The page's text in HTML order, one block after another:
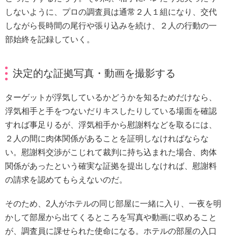
しないように、プロの調査員は通常２人１組になり、交代
しながら長時間の尾行や張り込みを続け、２人の行動の一
部始終を記録していく。
決定的な証拠写真・動画を撮影する
ターゲットが浮気しているかどうかを知るためだけなら、
浮気相手と手をつないだりキスしたりしている場面を確認
すれば事足りるが、浮気相手から慰謝料などを取るには、
２人の間に肉体関係があることを証明しなければならな
い。慰謝料交渉がこじれて裁判に持ち込まれた場合、肉体
関係があったという確実な証拠を提出しなければ、慰謝料
の請求を認めてもらえないのだ。
そのため、2人がホテルの同じ部屋に一緒に入り、一夜を明
かして部屋から出てくるところを写真や動画に収めること
が、調査員に課せられた使命になる。ホテルの部屋の入口